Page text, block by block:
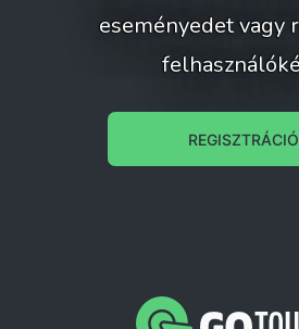
eseményedet vagy
REGISZTRÁCIÓ